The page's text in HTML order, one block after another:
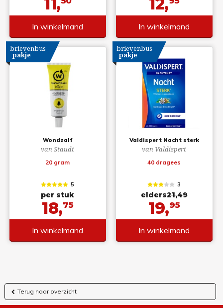
In winkelmand In winkelmand
Wondzalf
van Staudt
20 gram
brievenbus
pakje
5
per stuk
18,75
In winkelmand
Valdispert Nacht sterk
van Valdispert
40 dragees
brievenbus
pakje
3
elders21,49
19,95
In winkelmand
Terug naar overzicht